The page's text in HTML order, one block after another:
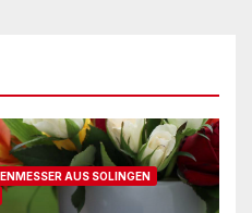
AUS SOLINGEN